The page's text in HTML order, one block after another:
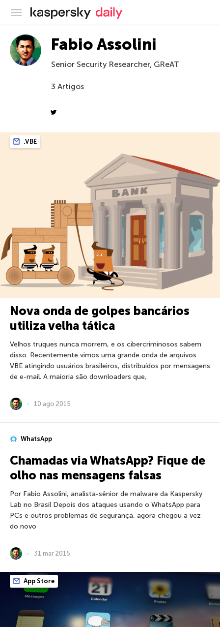
Blog oficial da Kaspersky
Fabio Assolini
Senior Security Researcher, GReAT
3 Artigos
.VBE
Nova onda de golpes bancários
utiliza velha tática
Velhos truques nunca morrem, e os cibercriminosos sabem
disso. Recentemente vimos uma grande onda de arquivos
VBE atingindo usuários brasileiros, distribuídos por mensagens
de e-mail. A maioria são downloaders que,
10 ago 2015
WhatsApp
Chamadas via WhatsApp? Fique de
olho nas mensagens falsas
Por Fabio Assolini, analista-sênior de malware da Kaspersky
Lab no Brasil Depois dos ataques usando o WhatsApp para
PCs e outros problemas de segurança, agora chegou a vez
do novo
31 mar 2015
App Store